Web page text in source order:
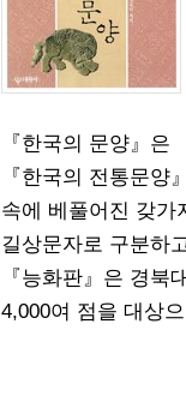
『한국의 문양』
『한국의 전통문
속에 베풀어진 갖가
길상문자로 구분하
『능화판』은 경
4,000여 점을 대상